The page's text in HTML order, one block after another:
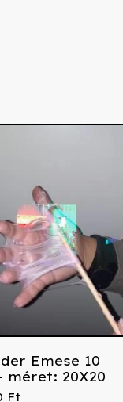
Emese 10
méret: 20X20
Ft